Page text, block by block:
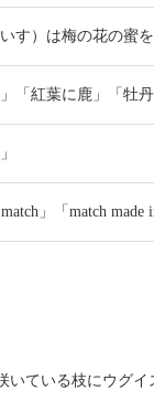
す）は梅の花の蜜
」「紅葉に鹿」「牡
match」「match made
いている枝にウグ